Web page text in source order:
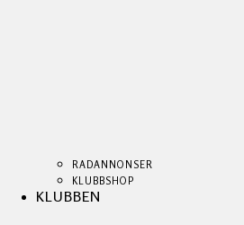
RADANNONSER
KLUBBSHOP
KLUBBEN
RADANNONSER
KLUBBSHOP
KLUBBEN